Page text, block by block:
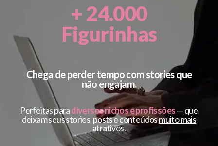
+ 24.000
Figurinhas
Chega de perder tempo com stories que
não engajam.
Perfeitas paradiversos nichos e profissões— que
deixam seus stories, posts e conteúdosmuito mais
atrativos.